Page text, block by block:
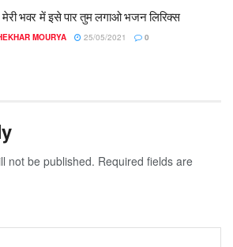
मेरी भवर में इसे पार तुम लगाओ भजन लिरिक्स
MOURYA 25/05/2021 0
not be published. Required fields are